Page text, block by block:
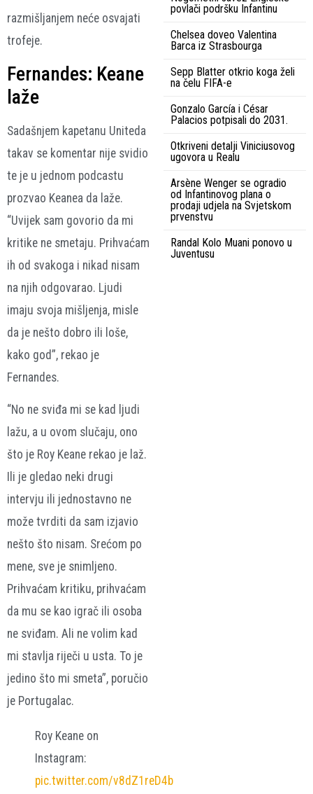
razmišljanjem neće osvajati
trofeje.
Fernandes: Keane
laže
Sadašnjem kapetanu Uniteda
takav se komentar nije svidio
te je u jednom podcastu
prozvao Keanea da laže.
“Uvijek sam govorio da mi
kritike ne smetaju. Prihvaćam
ih od svakoga i nikad nisam
na njih odgovarao. Ljudi
imaju svoja mišljenja, misle
da je nešto dobro ili loše,
kako god”, rekao je
Fernandes.
“No ne sviđa mi se kad ljudi
lažu, a u ovom slučaju, ono
što je Roy Keane rekao je laž.
Ili je gledao neki drugi
intervju ili jednostavno ne
može tvrditi da sam izjavio
nešto što nisam. Srećom po
mene, sve je snimljeno.
Prihvaćam kritiku, prihvaćam
da mu se kao igrač ili osoba
ne sviđam. Ali ne volim kad
mi stavlja riječi u usta. To je
jedino što mi smeta”, poručio
je Portugalac.
Roy Keane on
Instagram:
pic.twitter.com/v8dZ1reD4b
povlači podršku Infantinu
Chelsea doveo Valentina
Barca iz Strasbourga
Sepp Blatter otkrio koga želi
na čelu FIFA-e
Gonzalo García i César
Palacios potpisali do 2031.
Otkriveni detalji Viniciusovog
ugovora u Realu
Arsène Wenger se ogradio
od Infantinovog plana o
prodaji udjela na Svjetskom
prvenstvu
Randal Kolo Muani ponovo u
Juventusu